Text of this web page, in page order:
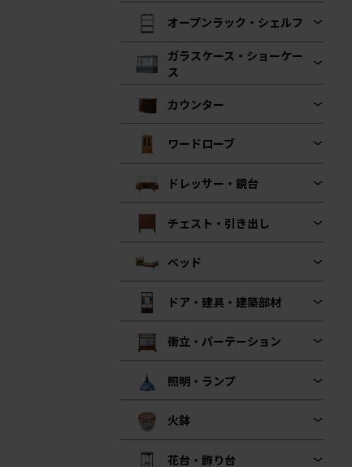
オープンラック・シェルフ
ガラスケース・ショーケー
ス
カウンター
ワードローブ
ドレッサー・鏡台
チェスト・引き出し
ベッド
ドア・建具・建築部材
衝立・パーテーション
照明・ランプ
火鉢
花台・飾り台